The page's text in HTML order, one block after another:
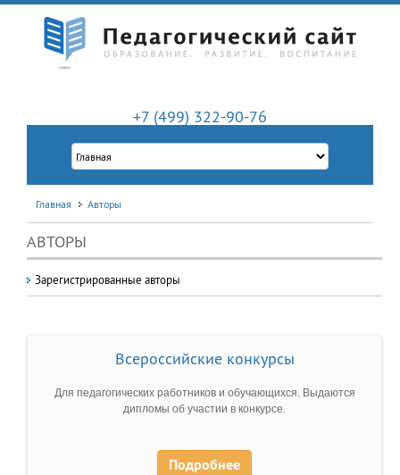
+7 (499) 322-90-76
Главная Авторы
АВТОРЫ
Зарегистрированные авторы
Всероссийские конкурсы
Для педагогических работников и обучающихся. Выдаются
дипломы об участии в конкурсе.
Подробнее